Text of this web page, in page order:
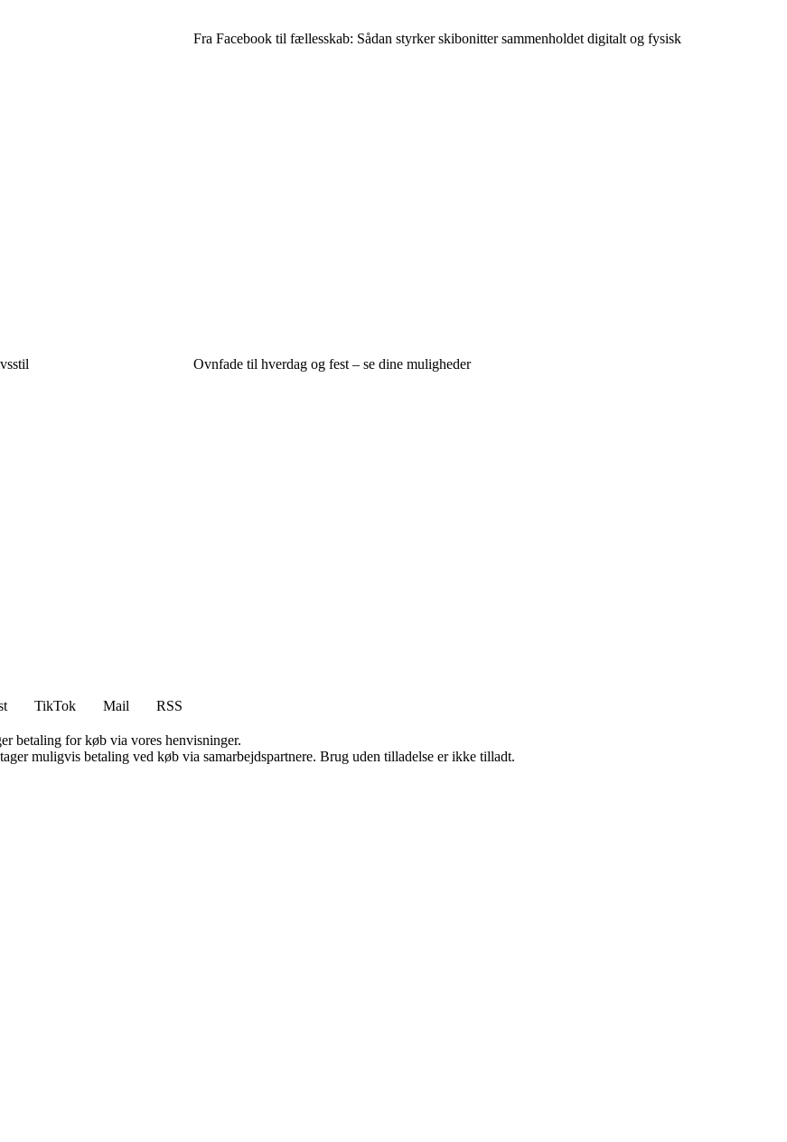
Fra Facebook til fællesskab: Sådan styrker skibonitter sammenholdet digitalt og fysisk
Ovnfade til hverdag og fest – se dine muligheder
TikTok Mail
RSS
betaling for køb via vores henvisninger.
muligvis betaling ved køb via samarbejdspartnere. Brug uden tilladelse er ikke tilladt.